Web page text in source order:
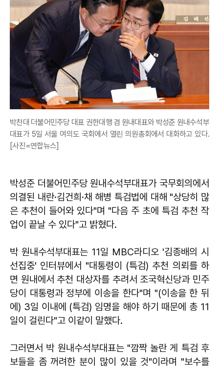
박찬대 더불어민주당 대표 권한대행 겸 원내대표와 박성준 원내수석부
대표가 5일 서울 여의도 국회에서 열린 의원총회에서 대화하고 있다.
[사진=연합뉴스]
박성준 더불어민주당 원내수석부대표가 국무회의에서
의결된 내란·김건희·채 해병 특검법에 대해 "상당히 많
은 추천이 들어와 있다"며 "다음 주 초에 특검 추천 작
업이 끝날 수 있다"고 밝혔다.
박 원내수석부대표는 11일 MBC라디오 '김종배의 시
선집중' 인터뷰에서 "대통령이 (특검) 추천 의뢰를 하
면 원내에서 추천 대상자를 추려서 조국혁신당과 민주
당이 대통령과 정부에 이송을 한다"며 "(이송을 한 뒤
에) 3일 이내에 (특검) 임명을 해야 하기 때문에 총 11
일이 걸린다"고 이같이 말했다.
그러면서 박 원내수석부대표는 "깜짝 놀란 게 특검 후
보들을 좀 꺼려한 분이 많이 있을 것"이라며 "보수를